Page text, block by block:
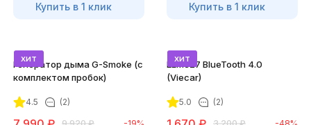
Купить в 1 клик Купить в 1 клик
хит
Генератор дыма G-Smoke (c
комплектом пробок)
4.5 (2)
хит
ELM327 BlueTooth 4.0
(Viecar)
5.0 (2)